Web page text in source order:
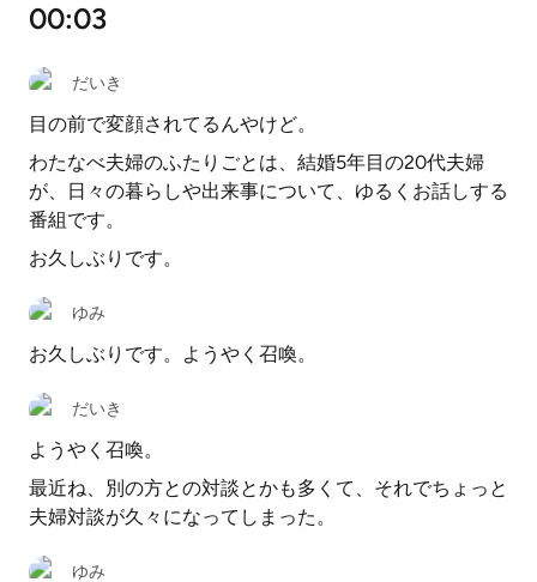
00:03
だいき
目の前で変顔されてるんやけど。
わたなべ夫婦のふたりごとは、結婚5年目の20代夫婦
が、日々の暮らしや出来事について、ゆるくお話しする
番組です。
お久しぶりです。
ゆみ
お久しぶりです。ようやく召喚。
だいき
ようやく召喚。
最近ね、別の方との対談とかも多くて、それでちょっと
夫婦対談が久々になってしまった。
ゆみ